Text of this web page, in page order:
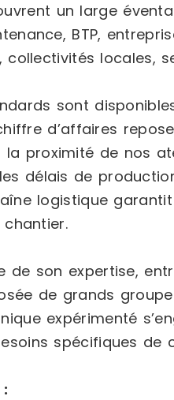
un large
BTP,
locales,
sont
d’affaires
la proximité de nos
délais de
logistique
de son expertise,
de grands
expérimenté
spécifiques de